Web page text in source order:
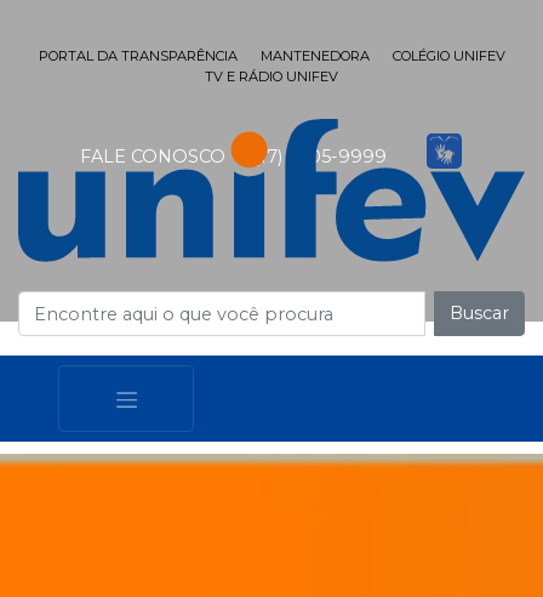
FALE CONOSCO (17) 3405-9999
PORTAL DA TRANSPARÊNCIA MANTENEDORA
COLÉGIO UNIFEV
TV E RÁDIO UNIFEV
Buscar